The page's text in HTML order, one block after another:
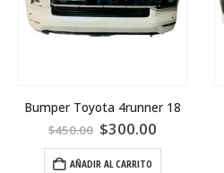
Bumper Toyota 4runner 18
$450.00 $300.00
AÑADIR AL CARRITO